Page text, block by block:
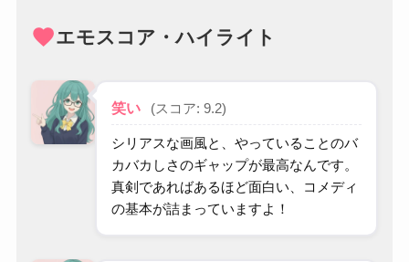
favoriteエモスコア・ハイライト
笑い (スコア: 9.2)
シリアスな画風と、やっていることのバ
カバカしさのギャップが最高なんです。
真剣であればあるほど面白い、コメディ
の基本が詰まっていますよ！